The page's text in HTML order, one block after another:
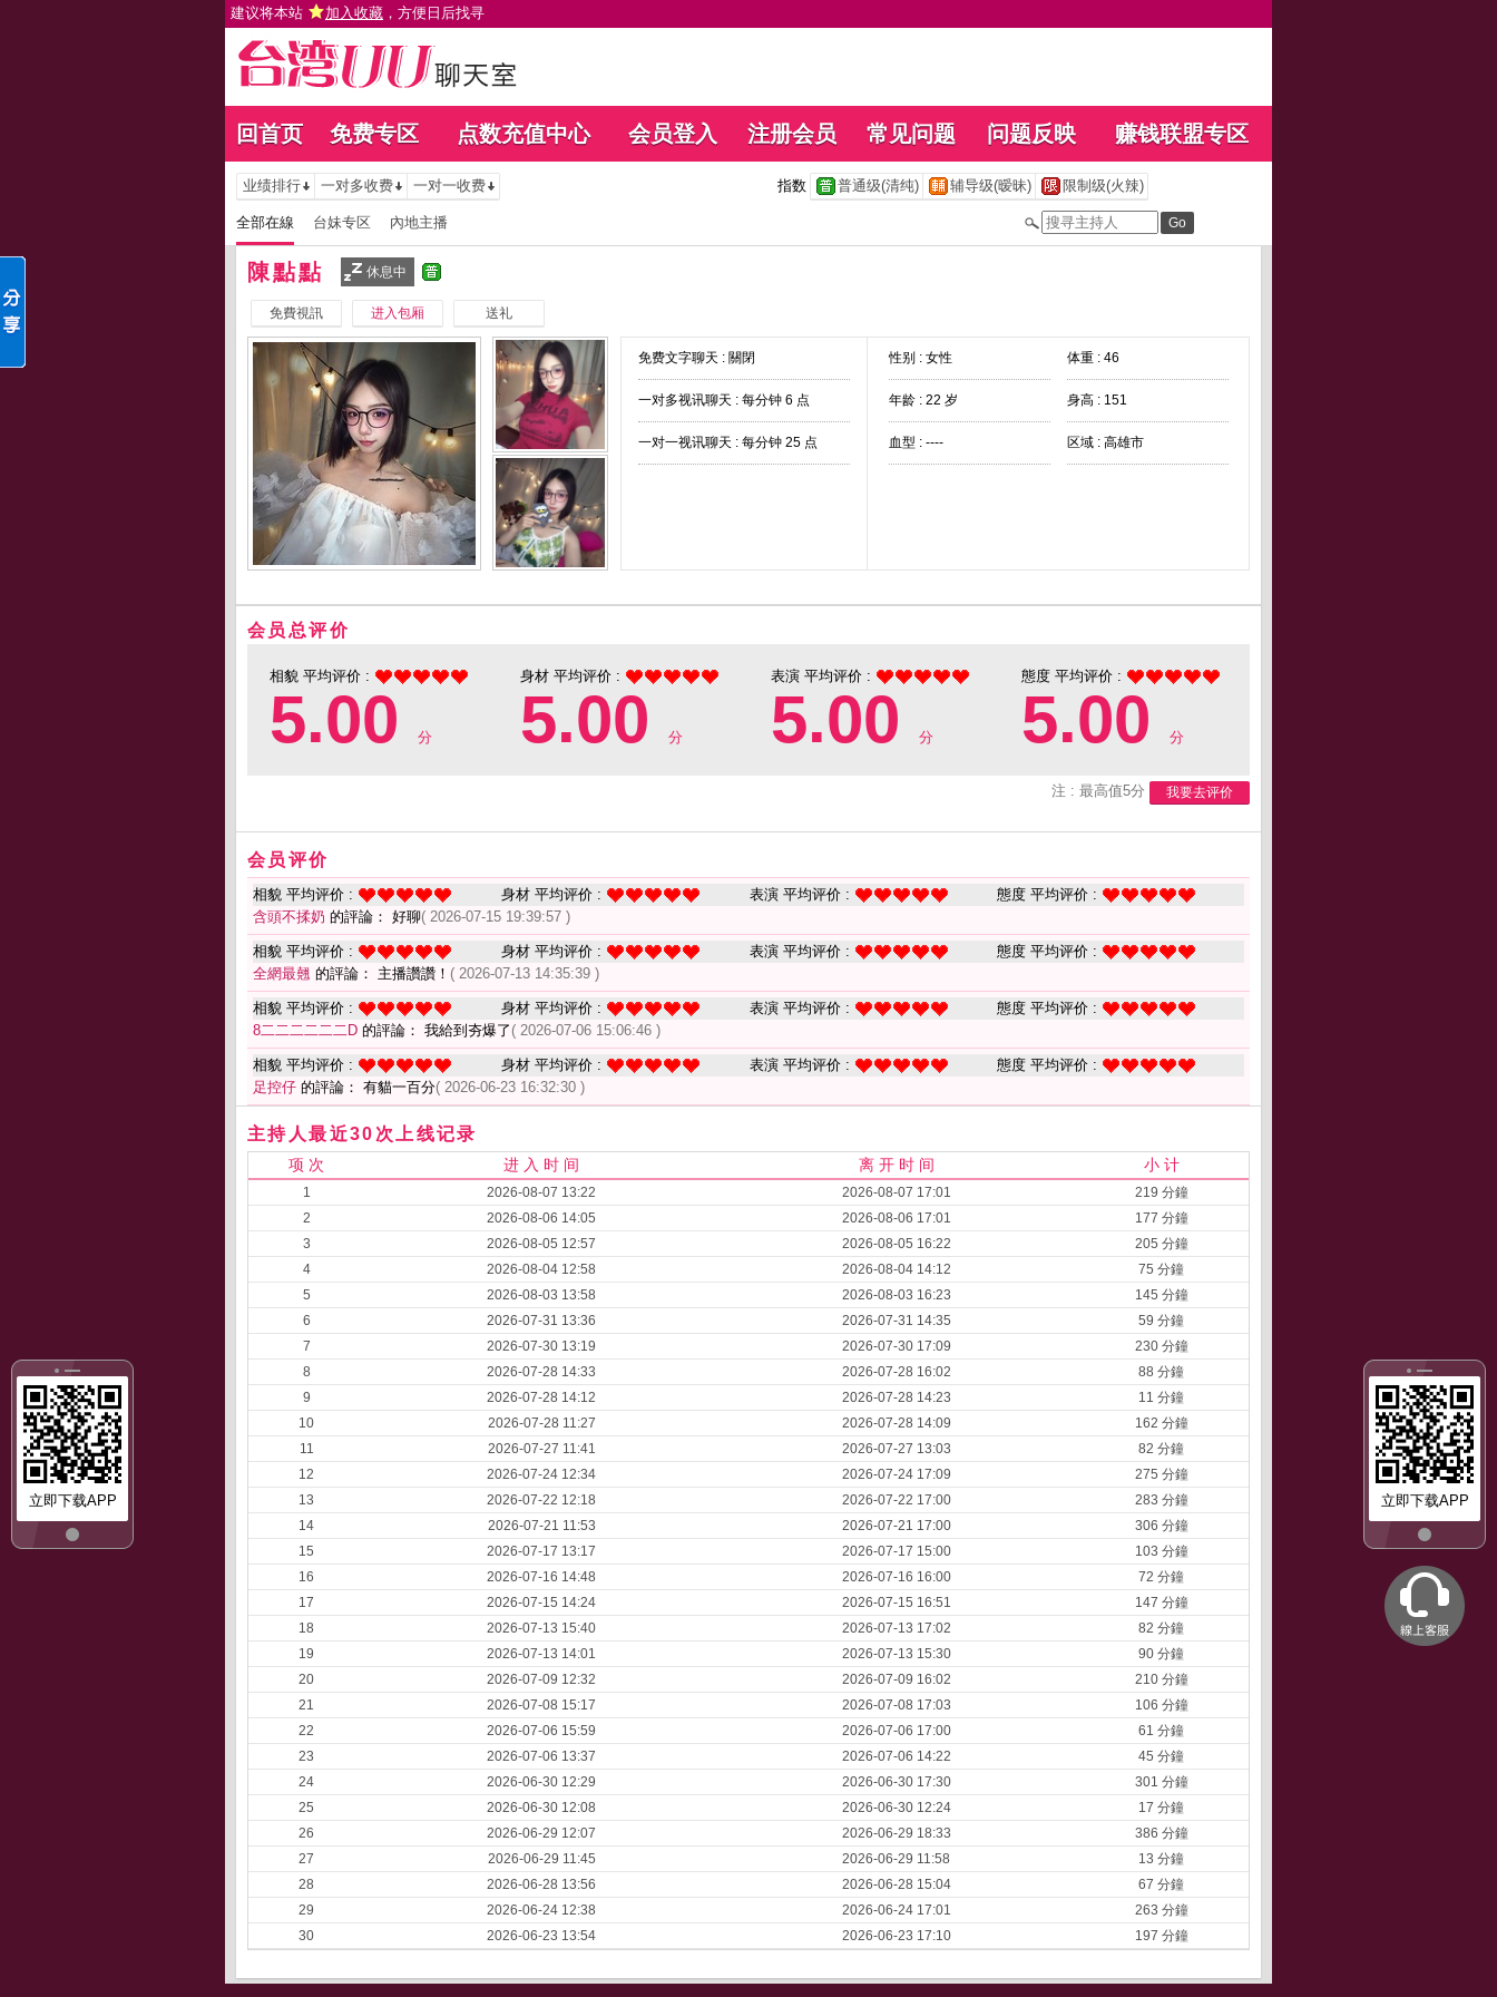
建议将本站 加入收藏 ，方便日后找寻
回首页 免费专区 点数充值中心 会员登入 注册会员 常见问题 问题反映 赚钱联盟专区
立即下载APP
立即下载APP
业绩排行 一对多收费 一对一收费 指数 普通级(清纯) 辅导级(暧昧) 限制级(火辣)
全部在線 台妹专区 內地主播
陳點點 休息中
免費視訊 进入包厢 送礼
免费文字聊天 : 關閉
一对多视讯聊天 : 每分钟 6 点
一对一视讯聊天 : 每分钟 25 点
性别 : 女性 体重 : 46
年龄 : 22 岁 身高 : 151
血型 : ---- 区域 : 高雄市
会员总评价
相貌 平均评价 :
5.00 分
身材 平均评价 :
5.00 分
表演 平均评价 :
5.00 分
態度 平均评价 :
5.00 分
注 : 最高值5分 我要去评价
会员评价
相貌 平均评价 : 身材 平均评价 : 表演 平均评价 :
態度 平均评价 :
含頭不揉奶 的評論： 好聊( 2026-07-15 19:39:57 )
相貌 平均评价 : 身材 平均评价 : 表演 平均评价 :
態度 平均评价 :
全網最翹 的評論： 主播讚讚！ ( 2026-07-13 14:35:39 )
相貌 平均评价 : 身材 平均评价 : 表演 平均评价 :
態度 平均评价 :
8二二二二二二D 的評論： 我給到夯爆了 ( 2026-07-06 15:06:46 )
相貌 平均评价 : 身材 平均评价 : 表演 平均评价 :
態度 平均评价 :
足控仔 的評論： 有貓一百分( 2026-06-23 16:32:30 )
主持人最近30次上线记录
项 次 进 入 时 间 离 开 时 间 小 计
1 2026-08-07 13:22 2026-08-07 17:01
219 分鐘
2
2026-08-06 14:05 2026-08-06 17:01
177 分鐘
3
2026-08-05 12:57 2026-08-05 16:22
205 分鐘
4
2026-08-04 12:58 2026-08-04 14:12
75 分鐘
5
2026-08-03 13:58 2026-08-03 16:23
145 分鐘
6
2026-07-31 13:36 2026-07-31 14:35
59 分鐘
7
2026-07-30 13:19 2026-07-30 17:09
230 分鐘
8
2026-07-28 14:33 2026-07-28 16:02
88 分鐘
9
2026-07-28 14:12 2026-07-28 14:23
11 分鐘
10
2026-07-28 11:27 2026-07-28 14:09
162 分鐘
11
2026-07-27 11:41 2026-07-27 13:03
82 分鐘
12
2026-07-24 12:34 2026-07-24 17:09
275 分鐘
13
2026-07-22 12:18 2026-07-22 17:00
283 分鐘
14
2026-07-21 11:53 2026-07-21 17:00
306 分鐘
15
2026-07-17 13:17 2026-07-17 15:00
103 分鐘
16
2026-07-16 14:48 2026-07-16 16:00
72 分鐘
17
2026-07-15 14:24 2026-07-15 16:51
147 分鐘
18
2026-07-13 15:40 2026-07-13 17:02
82 分鐘
19
2026-07-13 14:01 2026-07-13 15:30
90 分鐘
20
2026-07-09 12:32 2026-07-09 16:02
210 分鐘
21
2026-07-08 15:17 2026-07-08 17:03
106 分鐘
22
2026-07-06 15:59 2026-07-06 17:00
61 分鐘
23
2026-07-06 13:37 2026-07-06 14:22
45 分鐘
24
2026-06-30 12:29 2026-06-30 17:30
301 分鐘
25
2026-06-30 12:08 2026-06-30 12:24
17 分鐘
26
2026-06-29 12:07 2026-06-29 18:33
386 分鐘
27
2026-06-29 11:45 2026-06-29 11:58
13 分鐘
28
2026-06-28 13:56 2026-06-28 15:04
67 分鐘
29
2026-06-24 12:38 2026-06-24 17:01
263 分鐘
30
2026-06-23 13:54 2026-06-23 17:10 197 分鐘